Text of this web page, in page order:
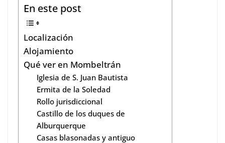
En este post
Localización
Alojamiento
Qué ver en Mombeltrán
Iglesia de S. Juan Bautista
Ermita de la Soledad
Rollo jurisdiccional
Castillo de los duques de
Alburquerque
Casas blasonadas y antiguo